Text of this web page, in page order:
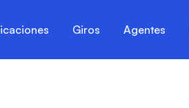
Giros Agentes